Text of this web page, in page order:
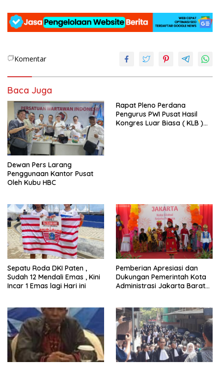
Komentar
Baca Juga
Dewan Pers Larang
Penggunaan Kantor Pusat
Oleh Kubu HBC
Rapat Pleno Perdana
Pengurus PWI Pusat Hasil
Kongres Luar Biasa ( KLB )
Sepatu Roda DKI Paten ,
Sudah 12 Mendali Emas , Kini
Incar 1 Emas lagi Hari ini
Pemberian Apresiasi dan
Dukungan Pemerintah Kota
Administrasi Jakarta Barat
Jelajah Sahabat Perempuan
dan Anak ( SAPA )